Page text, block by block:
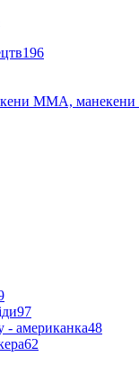
196
ММА, манекени
97
- американка48
62